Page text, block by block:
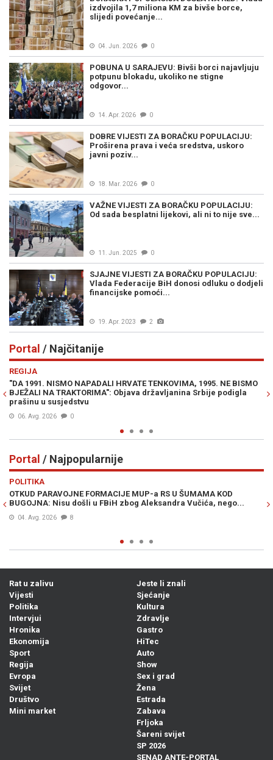
izdvojila 1,7 miliona KM za bivše borce,
slijedi povećanje...
04. Jun. 2026 0
POBUNA U SARAJEVU: Bivši borci najavljuju
potpunu blokadu, ukoliko ne stigne
odgovor...
14. Apr. 2026 0
DOBRE VIJESTI ZA BORAČKU POPULACIJU:
Proširena prava i veća sredstva, uskoro
javni poziv...
18. Mar. 2026 0
VAŽNE VIJESTI ZA BORAČKU POPULACIJU:
Od sada besplatni lijekovi, ali ni to nije sve...
11. Jun. 2025 0
SJAJNE VIJESTI ZA BORAČKU POPULACIJU:
Vlada Federacije BiH donosi odluku o dodjeli
financijske pomoći...
19. Apr. 2023 2
Portal / Najčitanije
REGIJA
"DA 1991. NISMO NAPADALI HRVATE TENKOVIMA, 1995. NE BISMO
BJEŽALI NA TRAKTORIMA": Objava državljanina Srbije podigla
prašinu u susjedstvu
06. Avg. 2026 0
Portal / Najpopularnije
POLITIKA
OTKUD PARAVOJNE FORMACIJE MUP-a RS U ŠUMAMA KOD
BUGOJNA: Nisu došli u FBiH zbog Aleksandra Vučića, nego...
04. Avg. 2026 8
Rat u zalivu
Vijesti
Politika
Intervjui
Hronika
Ekonomija
Sport
Regija
Evropa
Svijet
Društvo
Mini market
Jeste li znali
Sjećanje
Kultura
Zdravlje
Gastro
HiTec
Auto
Show
Sex i grad
Žena
Estrada
Zabava
Frljoka
Šareni svijet
SP 2026
SENAD ANTE-PORTAL